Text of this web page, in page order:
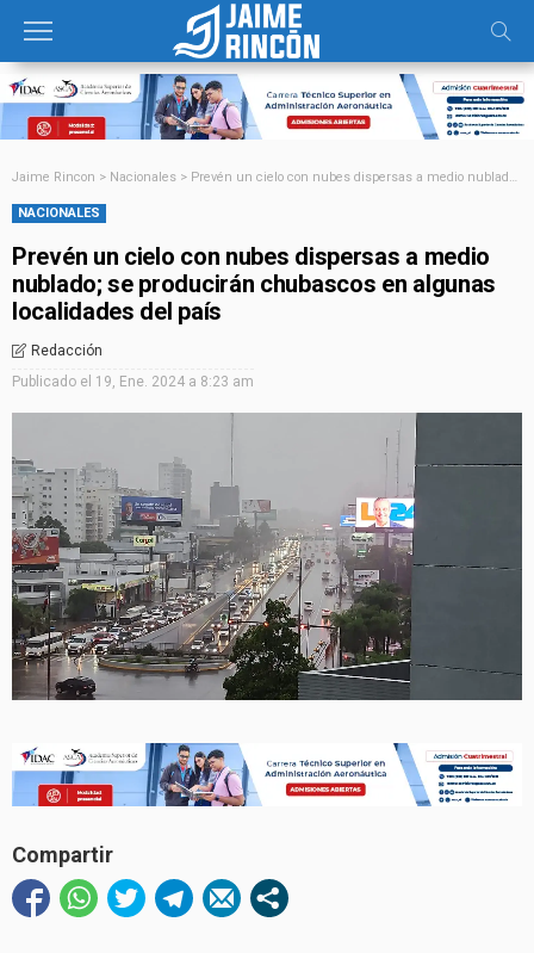
Jaime Rincon > Nacionales > Prevén un cielo con nubes dispersas a medio nublado; se producirán chubascos en algunas localidades del país
NACIONALES
Prevén un cielo con nubes dispersas a medio
nublado; se producirán chubascos en algunas
localidades del país
Redacción
Publicado el 19, Ene. 2024 a 8:23 am
Compartir